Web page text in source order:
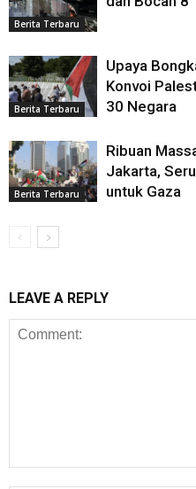
Berita Terbaru
Berita Terbaru
Upaya
Konvoi
30 Negara
Berita Terbaru
Ribuan
Jakarta,
untuk Gaza
LEAVE A REPLY